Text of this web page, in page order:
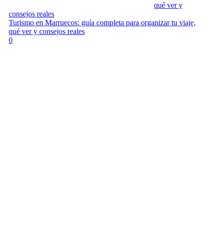
qué ver y
consejos reales
Turismo en Marruecos: guía completa para organizar tu viaje,
qué ver y consejos reales
0